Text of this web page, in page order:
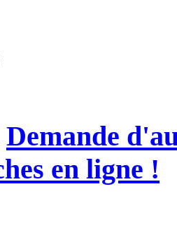
Demande
en ligne !